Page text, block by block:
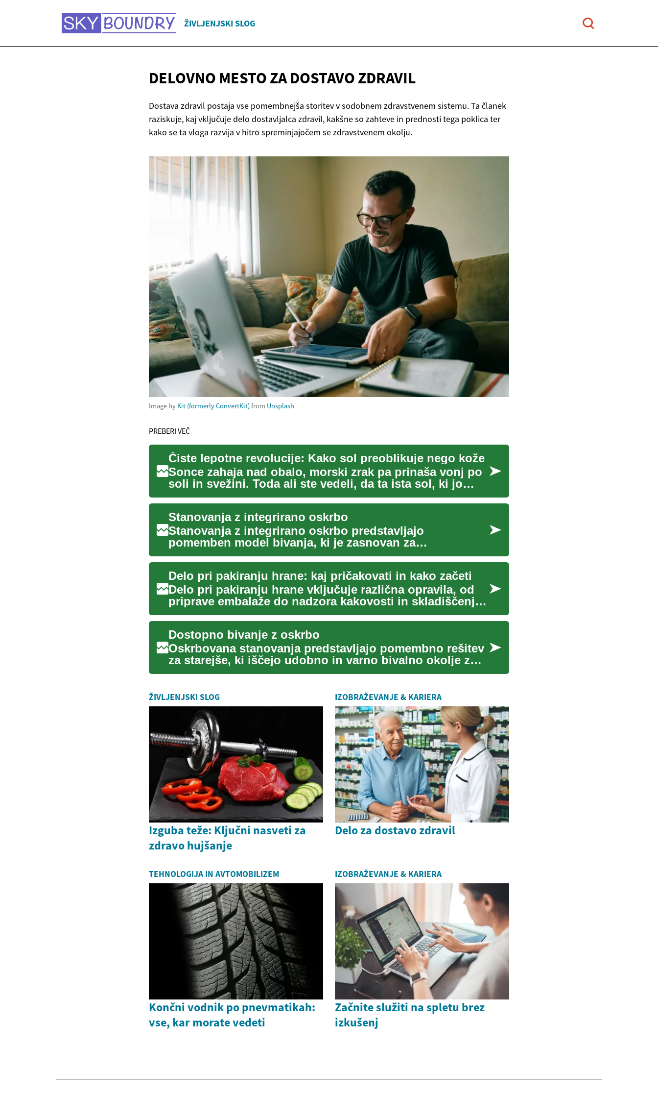
ŽIVLJENJSKI SLOG
DELOVNO MESTO ZADOSTAVO ZDRAVIL
Dostava zdravil postaja vse pomembnejša storitev v sodobnem zdravstvenem sistemu. Ta članek
raziskuje, kaj vključuje delo dostavljalca zdravil, kakšne so zahteve in prednosti tega poklica ter
kako se ta vloga razvija v hitro spreminjajočem se zdravstvenem okolju.
Image by Kit (formerly ConvertKit)from Unsplash
PREBERI VEČ
Čiste lepotne revolucije: Kako sol preoblikuje nego kože
Sonce zahaja nad obalo, morski zrak pa prinaša vonj po
soli in svežini. Toda ali ste vedeli, da ta ista sol, ki jo
ču...
Stanovanja z integrirano oskrbo
Stanovanja z integrirano oskrbo predstavljajo
pomemben model bivanja, ki je zasnovan za
posameznike, zlasti starejše,...
Delo pri pakiranju hrane: kaj pričakovati in kako začeti
Delo pri pakiranju hrane vključuje različna opravila, od
priprave embalaže do nadzora kakovosti in skladiščenja
izdel...
Dostopno bivanje z oskrbo
Oskrbovana stanovanja predstavljajo pomembno rešitev
za starejše, ki iščejo udobno in varno bivalno okolje z
možnostj...
ŽIVLJENJSKI SLOG
Izguba teže: Ključni nasveti za
zdravo hujšanje
IZOBRAŽEVANJE & KARIERA
Delo za dostavo zdravil
TEHNOLOGIJA IN AVTOMOBILIZEM
Končni vodnik po pnevmatikah:
vse, kar morate vedeti
IZOBRAŽEVANJE & KARIERA
Začnite služiti na spletu brez
izkušenj